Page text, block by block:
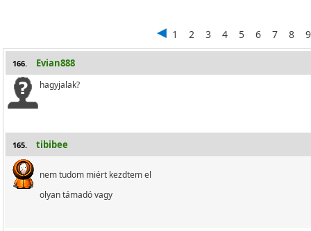
1 2 3 4 5 6 7 8 9
166. Evian888
hagyjalak?
165. tibibee
nem tudom miért kezdtem el
olyan támadó vagy